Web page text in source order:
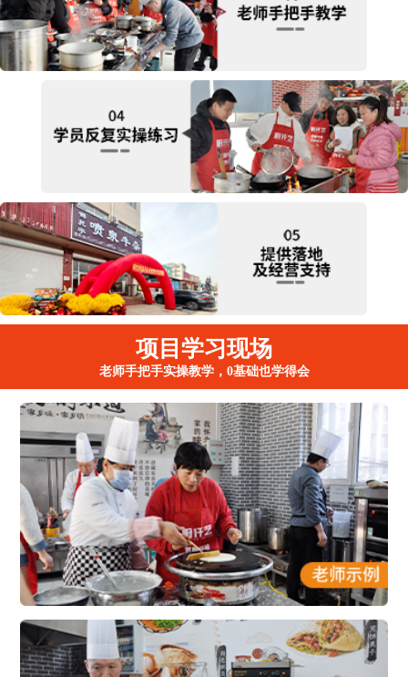
项目学习现场
老师手把手实操教学，0基础也学得会